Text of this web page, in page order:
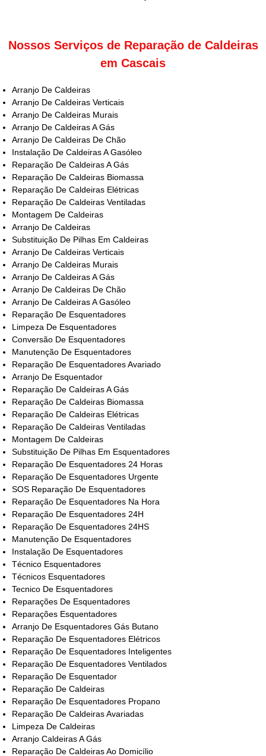
Nossos Serviços de Reparação de Caldeiras
em Cascais
Arranjo De Caldeiras
Arranjo De Caldeiras Verticais
Arranjo De Caldeiras Murais
Arranjo De Caldeiras A Gás
Arranjo De Caldeiras De Chão
Instalação De Caldeiras A Gasóleo
Reparação De Caldeiras A Gás
Reparação De Caldeiras Biomassa
Reparação De Caldeiras Elétricas
Reparação De Caldeiras Ventiladas
Montagem De Caldeiras
Arranjo De Caldeiras
Substituição De Pilhas Em Caldeiras
Arranjo De Caldeiras Verticais
Arranjo De Caldeiras Murais
Arranjo De Caldeiras A Gás
Arranjo De Caldeiras De Chão
Arranjo De Caldeiras A Gasóleo
Reparação De Esquentadores
Limpeza De Esquentadores
Conversão De Esquentadores
Manutenção De Esquentadores
Reparação De Esquentadores Avariado
Arranjo De Esquentador
Reparação De Caldeiras A Gás
Reparação De Caldeiras Biomassa
Reparação De Caldeiras Elétricas
Reparação De Caldeiras Ventiladas
Montagem De Caldeiras
Substituição De Pilhas Em Esquentadores
Reparação De Esquentadores 24 Horas
Reparação De Esquentadores Urgente
SOS Reparação De Esquentadores
Reparação De Esquentadores Na Hora
Reparação De Esquentadores 24H
Reparação De Esquentadores 24HS
Manutenção De Esquentadores
Instalação De Esquentadores
Técnico Esquentadores
Técnicos Esquentadores
Tecnico De Esquentadores
Reparações De Esquentadores
Reparações Esquentadores
Arranjo De Esquentadores Gás Butano
Reparação De Esquentadores Elétricos
Reparação De Esquentadores Inteligentes
Reparação De Esquentadores Ventilados
Reparação De Esquentador
Reparação De Caldeiras
Reparação De Esquentadores Propano
Reparação De Caldeiras Avariadas
Limpeza De Caldeiras
Arranjo Caldeiras A Gás
Reparação De Caldeiras Ao Domicílio